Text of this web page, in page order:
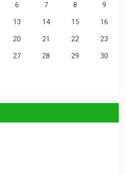
6 7 8
9
13 14 15
16
20 21 22
23
27 28 29
30